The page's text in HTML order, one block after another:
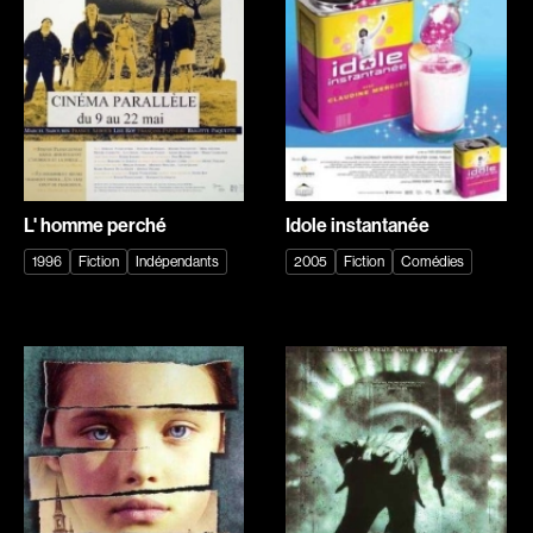
Romantiques
Science-fiction
Sports
Thrillers
Western
Décennies
1920
1930
1940
1950
2000
2010
2020
Réalisateur
(Daniel Grou) Podz
Absa Moussa Sene
L' homme perché
1996 Fiction Indépendants
Idole instantanée
2005 Fiction Comédies